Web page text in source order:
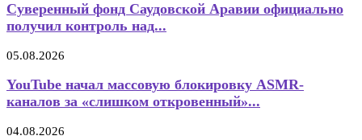
Суверенный фонд Саудовской Аравии официально
получил контроль над...
05.08.2026
YouTube начал массовую блокировку ASMR-
каналов за «слишком откровенный»...
04.08.2026